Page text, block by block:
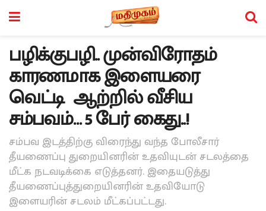
பழிக்குபழி.. முன்விரோதம்
காரணமாக இளையரை
வெட்டி ஆற்றில் வீசிய
சம்பவம்… 5 பேர் கைது..!
சம்பவ இடத்திற்கு விரைந்து வந்த போலீசார்
தீயணைப்பு துறையினரின் உதவியுடன் சடலத்தை
மீட்க நடவடிக்கை எடுத்தனர். இதையடுத்து
தீயணைப்புத்துறையினரின் உதவியோடு
இளையரின் சடலம் மீட்கப்பட்டது.